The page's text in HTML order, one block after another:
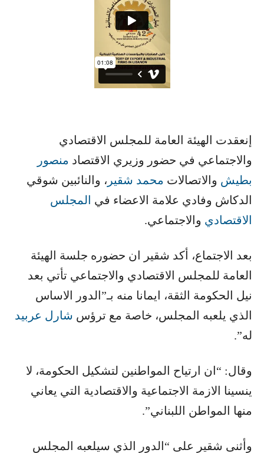
إنعقدت الهيئة العامة للمجلس الاقتصادي
والاجتماعي في حضور وزيري الاقتصاد ​ منصور
بطيش ​ والاتصالات ​ محمد شقير ​، والنائبين شوقي
الدكاش وفادي علامة الاعضاء في ​ المجلس
الاقتصادي ​ والاجتماعي.
بعد الاجتماع، أكد شقير ان حضوره جلسة الهيئة
العامة للمجلس الاقتصادي والاجتماعي تأتي بعد
نيل الحكومة الثقة، ايمانا منه بـ”الدور الاساس
الذي يلعبه المجلس، خاصة مع ترؤس ​ شارل عربيد
له”.
وقال: “ان ارتياح المواطنين لتشكيل الحكومة، لا
ينسينا الازمة الاجتماعية والاقتصادية التي يعاني
منها المواطن اللبناني”.
وأثنى شقير على “الدور الذي سيلعبه المجلس